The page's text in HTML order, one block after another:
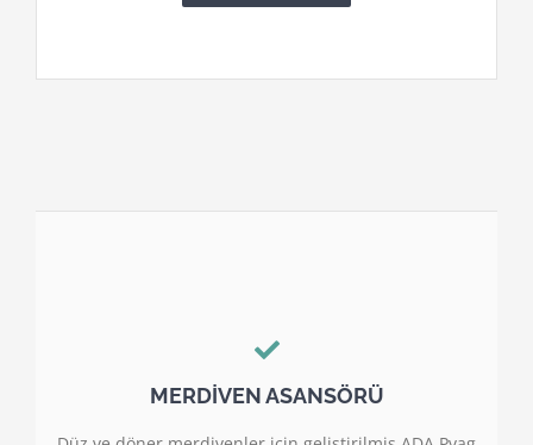
MERDİVEN ASANSÖRÜ